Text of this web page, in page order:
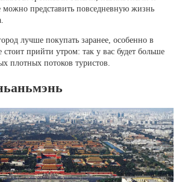
можно представить повседневную жизнь
лучше покупать заранее, особенно в
прийти утром: так у вас будет больше
плотных потоков туристов.